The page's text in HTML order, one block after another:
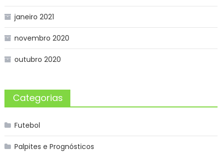
janeiro 2021
novembro 2020
outubro 2020
Categorias
Futebol
Palpites e Prognósticos